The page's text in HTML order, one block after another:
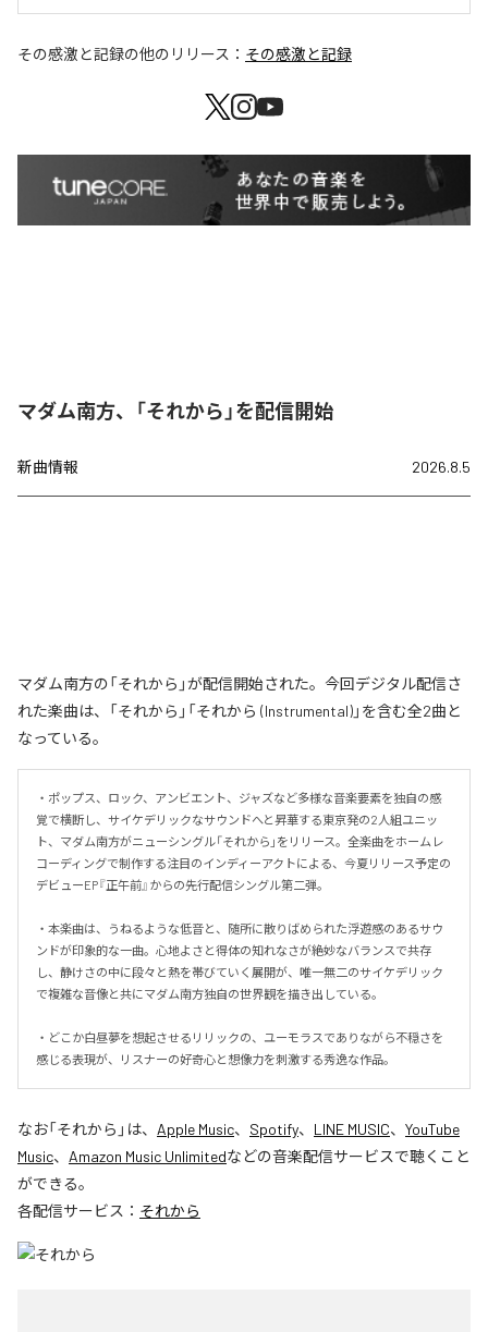
その感激と記録の他のリリース： その感激と記録
マダム南方、「それから」を配信開始
新曲情報 2026.8.5
マダム南方の「それから」が配信開始された。今回デジタル配信さ
れた楽曲は、「それから」「それから (Instrumental)」を含む全2曲と
なっている。
・ポップス、ロック、アンビエント、ジャズなど多様な音楽要素を独自の感
覚で横断し、サイケデリックなサウンドへと昇華する東京発の2人組ユニッ
ト、マダム南方がニューシングル「それから」をリリース。全楽曲をホームレ
コーディングで制作する注目のインディーアクトによる、今夏リリース予定の
デビューEP『正午前』からの先行配信シングル第二弾。
・本楽曲は、うねるような低音と、随所に散りばめられた浮遊感のあるサウ
ンドが印象的な一曲。心地よさと得体の知れなさが絶妙なバランスで共存
し、静けさの中に段々と熱を帯びていく展開が、唯一無二のサイケデリック
で複雑な音像と共にマダム南方独自の世界観を描き出している。
・どこか白昼夢を想起させるリリックの、ユーモラスでありながら不穏さを
感じる表現が、リスナーの好奇心と想像力を刺激する秀逸な作品。
なお「それから 」は、 Apple Music、 Spotify、 LINE MUSIC、 YouTube
Music、 Amazon Music Unlimitedなどの音楽配信サービスで聴くこと
ができる。
各配信サービス： それから